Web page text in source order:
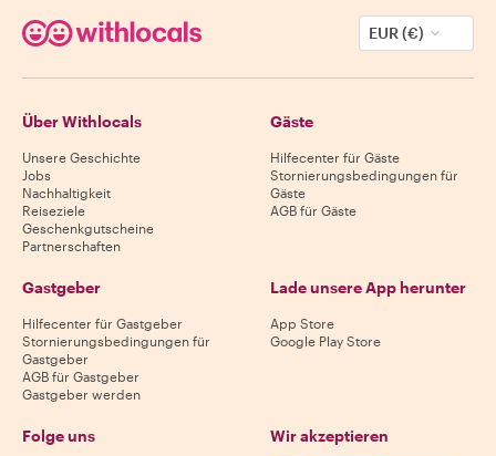
EUR (€)
Über Withlocals
Unsere Geschichte
Jobs
Nachhaltigkeit
Reiseziele
Geschenkgutscheine
Partnerschaften
Gäste
Hilfecenter für Gäste
Stornierungsbedingungen für
Gäste
AGB für Gäste
Gastgeber
Hilfecenter für Gastgeber
Stornierungsbedingungen für
Gastgeber
AGB für Gastgeber
Gastgeber werden
Lade unsere App herunter
App Store
Google Play Store
Folge uns Wir akzeptieren